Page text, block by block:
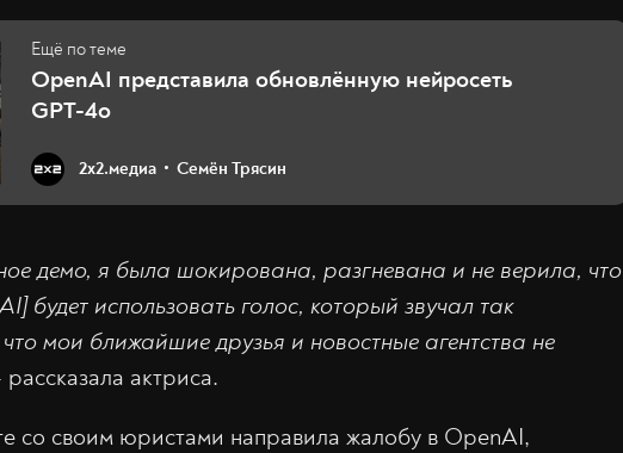
OpenAI представила обновлённую нейросеть
GPT-4o
2х2.медиа Семён Трясин
демо, я была шокирована, разгневана и не верила, что
будет использовать голос, который звучал так
мои ближайшие друзья и новостные агентства не
актриса.
со своим юристами направила жалобу в OpenAI,